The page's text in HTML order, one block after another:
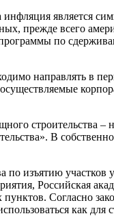
инфляция является
прежде всего
по
направлять в
строительства –
В
по изъятию участков
Российская
Согласно
как для